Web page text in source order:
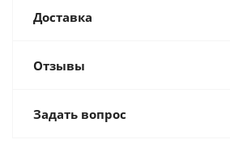
Доставка
Отзывы
Задать вопрос